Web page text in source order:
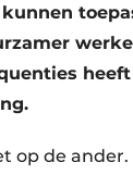
op de